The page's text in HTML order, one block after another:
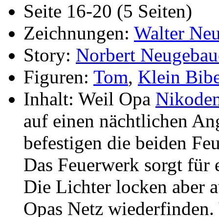
Seite 16-20 (5 Seiten)
Zeichnungen: Walter
Story: Norbert
Figuren: Tom, Klein
Inhalt: Weil Opa
auf einen nächtlichen
befestigen die beiden
Das Feuerwerk sorgt für
Die Lichter locken aber
Opas Netz